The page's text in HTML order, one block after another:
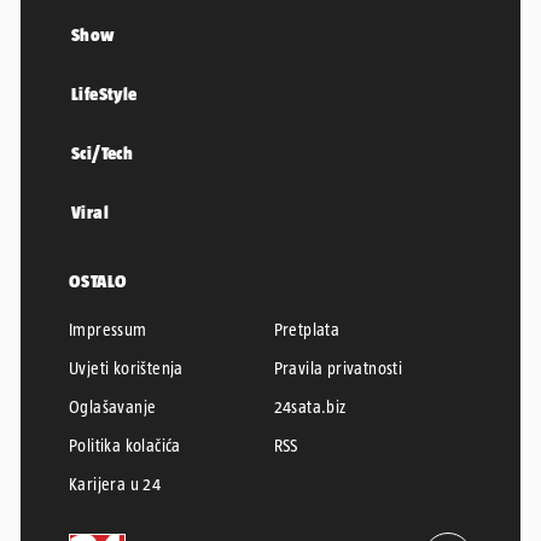
Show
LifeStyle
Sci/Tech
Viral
OSTALO
Impressum
Pretplata
Uvjeti korištenja
Pravila privatnosti
Oglašavanje
24sata.biz
Politika kolačića
RSS
Karijera u 24